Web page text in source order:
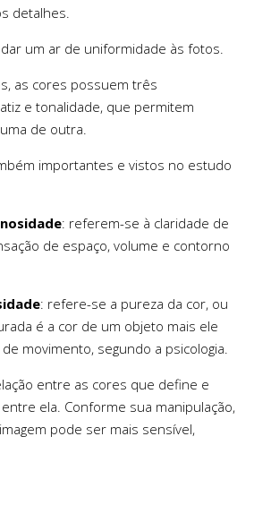
detalhes.
um ar de uniformidade às fotos.
as cores possuem três
e tonalidade, que permitem
de outra.
importantes e vistos no estudo
: referem-se à claridade de
de espaço, volume e contorno
: refere-se a pureza da cor, ou
é a cor de um objeto mais ele
movimento, segundo a psicologia.
entre as cores que define e
ela. Conforme sua manipulação,
pode ser mais sensível,